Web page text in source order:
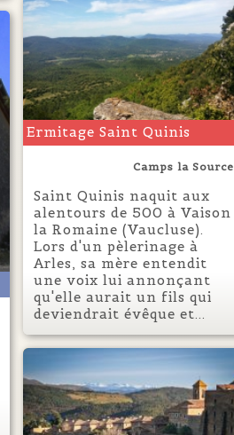
Ermitage Saint Quinis
Camps la Source
Saint Quinis naquit aux
alentours de 500 à Vaison
la Romaine (Vaucluse).
Lors d'un pèlerinage à
Arles, sa mère entendit
une voix lui annonçant
qu'elle aurait un fils qui
deviendrait évêque et...